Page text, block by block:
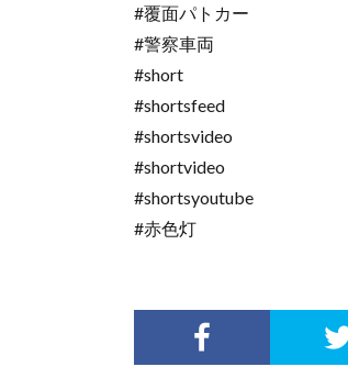
#覆面パトカー
#警察車両
#short
#shortsfeed
#shortsvideo
#shortvideo
#shortsyoutube
#赤色灯